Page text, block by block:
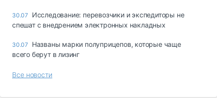
30.07
Исследование: перевозчики и экспедиторы не
спешат с внедрением электронных накладных
30.07
Названы марки полуприцепов, которые чаще
всего берут в лизинг
Все новости